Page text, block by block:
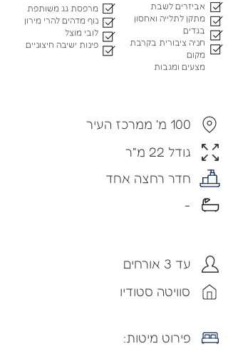
מרפסת גג משותפת
נוף מדהים להרי מירון
לובי מוצל
פינות ישיבה חיצוניים
אביזרים לשבת
מתקן לתלייה ואחסון
בגדים
חניה ציבורית בקרבת
מקום
מצעים ומגבות
100 מ' ממרכז העיר
גודל 22 מ"ר
חדר רחצה אחד
-
עד 3 אורחים
סוויטה סטודיו
פירוט מיטות: